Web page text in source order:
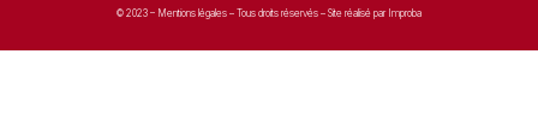
© 2023 – Mentions légales – Tous droits réservés – Site réalisé par Improba